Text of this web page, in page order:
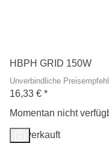
HBPH GRID 150W
Unverbindliche
16,33 € *
Momentan nicht
Ausverkauft